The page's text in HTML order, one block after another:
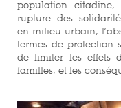
population
rupture des
en milieu urbain,
termes de protection
de limiter les effets
familles, et les